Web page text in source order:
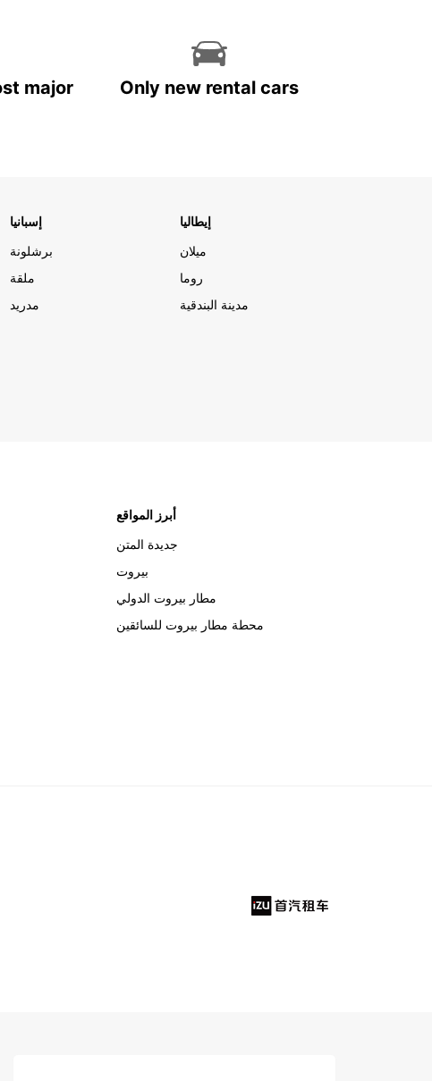
major
Only new rental cars
إسبانيا
برشلونة
ملقة
مدريد
إيطاليا
ميلان
روما
مدينة البندقية
أبرز المواقع
جديدة المتن
بيروت
مطار بيروت الدولي
محطة مطار بيروت للسائقين